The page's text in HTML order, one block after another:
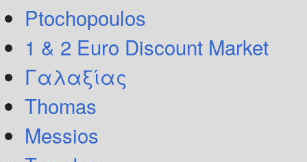
Ptochopoulos
1 & 2 Euro Discount Market
Γαλαξίας
Thomas
Messios